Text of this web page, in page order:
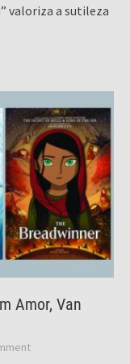
valoriza a sutileza
Amor, Van